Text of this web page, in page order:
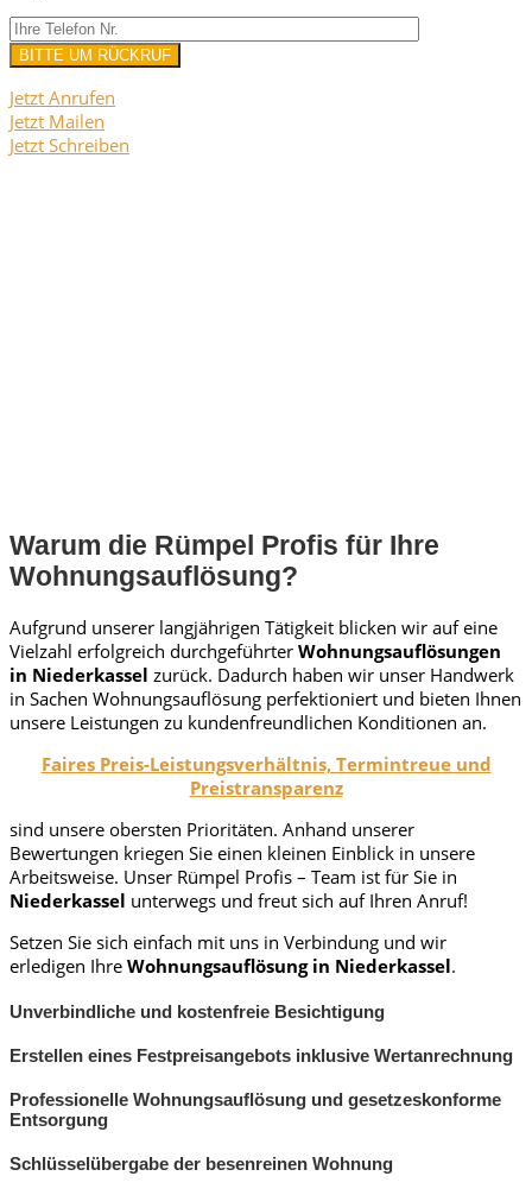
Jetzt Anrufen
Jetzt Mailen
Jetzt Schreiben
Warum die Rümpel Profis für Ihre
Wohnungsauflösung?
Aufgrund unserer langjährigen Tätigkeit blicken wir auf eine
Vielzahl erfolgreich durchgeführter Wohnungsauflösungen
in Niederkassel zurück. Dadurch haben wir unser Handwerk
in Sachen Wohnungsauflösung perfektioniert und bieten Ihnen
unsere Leistungen zu kundenfreundlichen Konditionen an.
Faires Preis-Leistungsverhältnis, Termintreue und
Preistransparenz
sind unsere obersten Prioritäten. Anhand unserer
Bewertungen kriegen Sie einen kleinen Einblick in unsere
Arbeitsweise. Unser Rümpel Profis – Team ist für Sie in
Niederkassel unterwegs und freut sich auf Ihren Anruf!
Setzen Sie sich einfach mit uns in Verbindung und wir
erledigen Ihre Wohnungsauflösung in Niederkassel.
Unverbindliche und kostenfreie Besichtigung
Erstellen eines Festpreisangebots inklusive Wertanrechnung
Professionelle Wohnungsauflösung und gesetzeskonforme
Entsorgung
Schlüsselübergabe der besenreinen Wohnung